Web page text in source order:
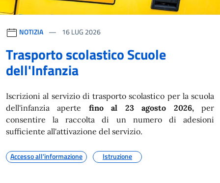
NOTIZIA 16LUG 2026
Trasporto scolastico Scuole
dell'Infanzia
Iscrizioni al servizio di trasporto scolastico per la scuola
dell'infanzia aperte fino al 23 agosto 2026,per
consentire la raccolta di un numero di adesioni
sufficiente all'attivazione del servizio.
Accesso all'informazione Istruzione